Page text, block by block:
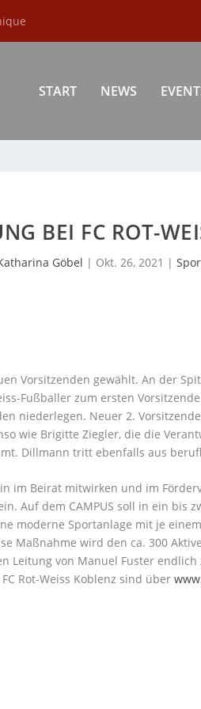
START NEWS
BEI FC ROT-
Göbel | Okt. 26, 2021 |
Vorsitzenden gewählt. An der
Fußballer zum ersten
niederlegen. Neuer 2.
wie Brigitte Ziegler, die die
Dillmann tritt ebenfalls aus
im Beirat mitwirken und im
Auf dem CAMPUS soll in ein bis
moderne Sportanlage mit je
Maßnahme wird den ca. 300
Leitung von Manuel Fuster
Rot-Weiss Koblenz sind über